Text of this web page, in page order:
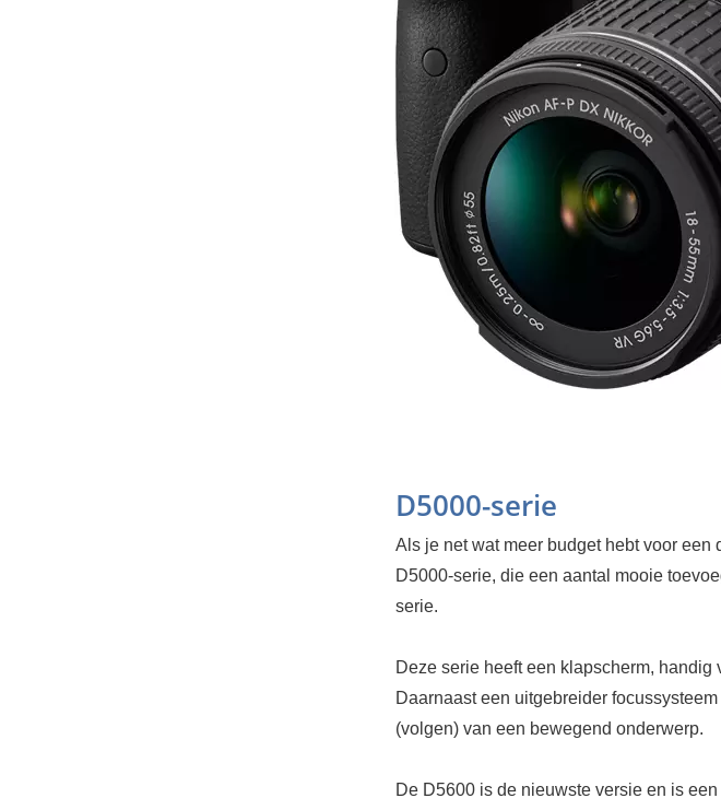
D5000-serie
Als je net wat meer budget hebt voor
D5000-serie, die een aantal mooie
serie.
Deze serie heeft een klapscherm,
Daarnaast een uitgebreider
(volgen) van een bewegend onderwerp.
De D5600 is de nieuwste versie en is